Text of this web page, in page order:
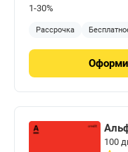
1-30%
Рассрочка
100